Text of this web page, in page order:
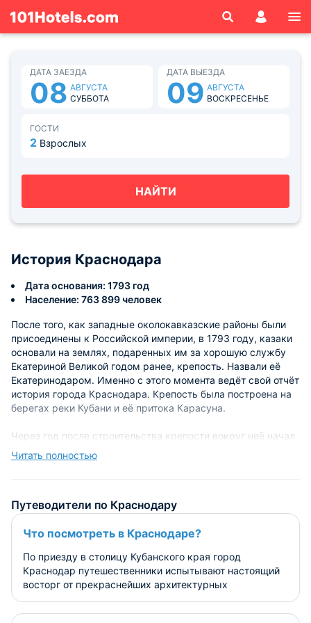
ДАТА ЗАЕЗДА
08 АВГУСТА
СУББОТА
ДАТА ВЫЕЗДА
09 АВГУСТА
ВОСКРЕСЕНЬЕ
ГОСТИ
2 Взрослых
НАЙТИ
История Краснодара
Дата основания: 1793 год
Население: 763 899 человек
После того, как западные околокавказские районы были
присоединены к Российской империи, в 1793 году, казаки
основали на землях, подаренных им за хорошую службу
Екатериной Великой годом ранее, крепость. Назвали её
Екатеринодаром. Именно с этого момента ведёт свой отчёт
история города Краснодара. Крепость была построена на
берегах реки Кубани и её притока Карасуна.
Через год после строительства крепости вокруг неё начал
создаваться город, ставший административным центром
черноморского российского казачества, а позже –
В 1797 году в Екатеринодаре произошло казачье
восстание, которое было спровоцировано тем, что
вернувшимся из персидского похода казакам отказались
ликвидировано в пользу начальства. Восстание было
подавлено.
К 1820 году в Екатеринодаре было построено девять
домов, семь с половиной десятков хат и полторы сотни
Читать полностью
Путеводители по Краснодару
Что посмотреть в Краснодаре?
По приезду в столицу Кубанского края город
Краснодар путешественники испытывают настоящий
восторг от прекраснейших архитектурных
поводу следует вспомнить, что в начале XX века этот